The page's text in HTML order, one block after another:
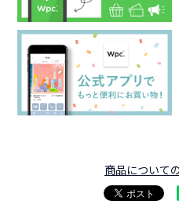
商品について